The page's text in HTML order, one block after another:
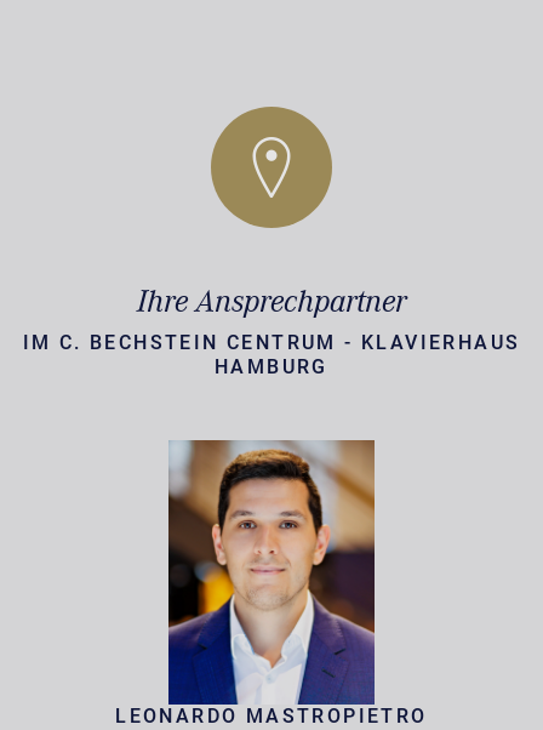
Ihre Ansprechpartner
IM C. BECHSTEIN CENTRUM - KLAVIERHAUS
HAMBURG
LEONARDO MASTROPIETRO